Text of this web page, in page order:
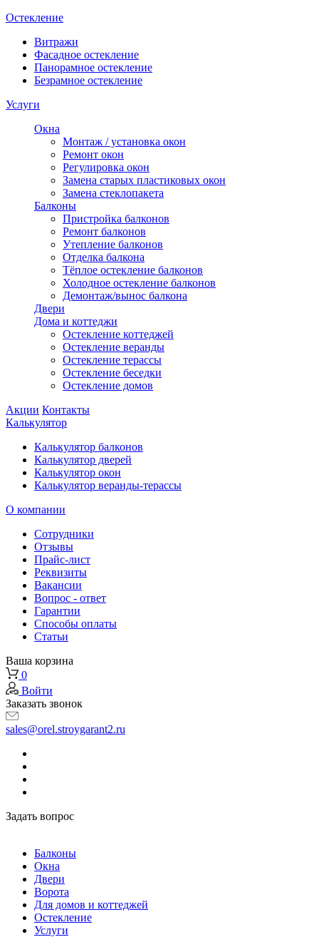
Остекление
Витражи
Фасадное остекление
Панорамное остекление
Безрамное остекление
Услуги
Окна
Монтаж / установка окон
Ремонт окон
Регулировка окон
Замена старых пластиковых окон
Замена стеклопакета
Балконы
Пристройка балконов
Ремонт балконов
Утепление балконов
Отделка балкона
Тёплое остекление балконов
Холодное остекление балконов
Демонтаж/вынос балкона
Двери
Дома и коттеджи
Остекление коттеджей
Остекление веранды
Остекление терассы
Остекление беседки
Остекление домов
Акции Контакты
Калькулятор
Калькулятор балконов
Калькулятор дверей
Калькулятор окон
Калькулятор веранды-терассы
О компании
Сотрудники
Отзывы
Прайс-лист
Реквизиты
Вакансии
Вопрос - ответ
Гарантии
Способы оплаты
Статьи
Ваша корзина
0
Войти
Заказать звонок
sales@orel.stroygarant2.ru
Задать вопрос
Балконы
Окна
Двери
Ворота
Для домов и коттеджей
Остекление
Услуги